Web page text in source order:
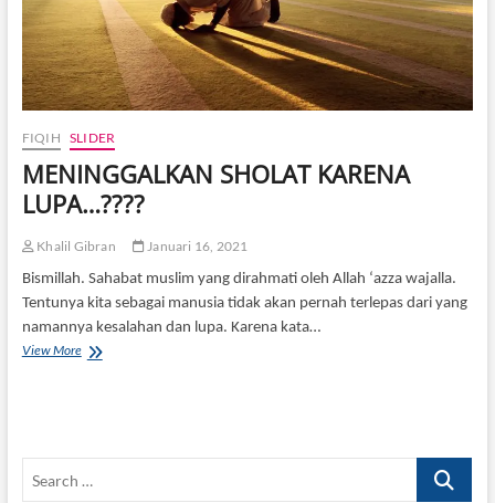
FIQIH SLIDER
MENINGGALKAN SHOLAT KARENA
LUPA…????
Khalil Gibran
Januari 16, 2021
Bismillah. Sahabat muslim yang dirahmati oleh Allah ‘azza wajalla.
Tentunya kita sebagai manusia tidak akan pernah terlepas dari yang
namannya kesalahan dan lupa. Karena kata…
View MoreMENINGGALKAN
Search